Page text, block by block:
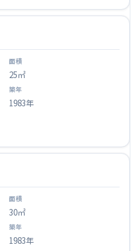
25㎡
1983年
30㎡
1983年